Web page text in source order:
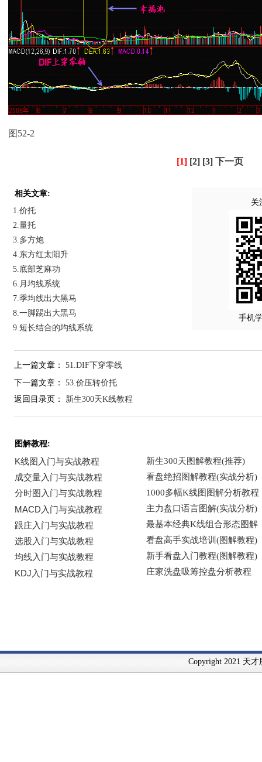
图52-2
[1] [2] [3] 下一页
相关文章:
1.价托
2.量托
3.多方炮
4.东方红太阳升
5.底部芝麻功
6.月均线系统
7.季均线出大黑马
8.一脚踢出大黑马
9.短长结合的均线系统
关
手机
上一篇文章： 51.DIF下穿零线
下一篇文章： 53.价压转价托
返回目录页： 新生300天K线教程
图解教程:
Copyright 2021 天